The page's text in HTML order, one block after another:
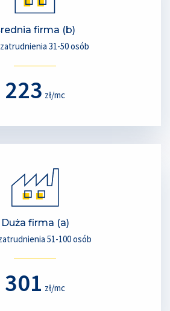
firma (b)
31-50 osób
223 zł/mc
Duża firma (a)
51-100 osób
301 zł/mc